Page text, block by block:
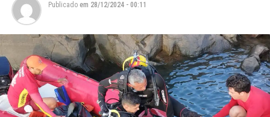
Publicado em 28/12/2024 - 00:11